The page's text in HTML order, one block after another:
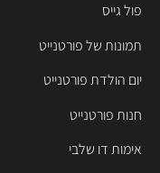
פול גייס
תמונות של פורטנייט
יום הולדת פורטנייט
חנות פורטנייט
אימות דו שלבי